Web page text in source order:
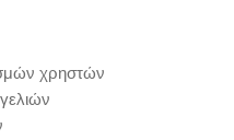
χρηστών